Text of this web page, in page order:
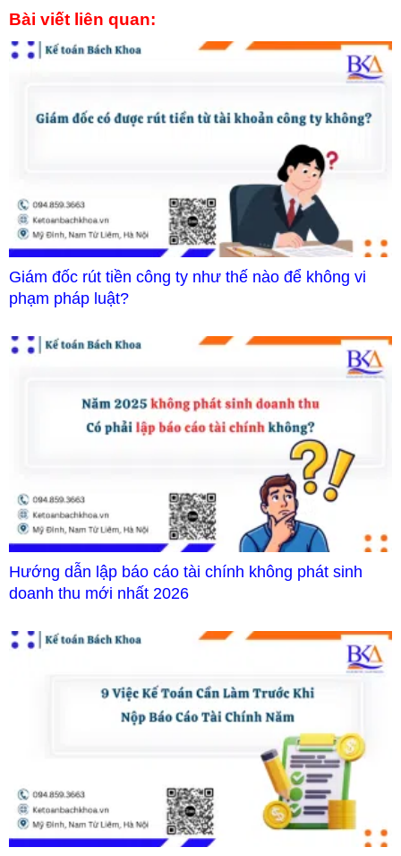
Bài viết liên quan:
Giám đốc rút tiền công ty như thế nào để không vi
phạm pháp luật?
Hướng dẫn lập báo cáo tài chính không phát sinh
doanh thu mới nhất 2026